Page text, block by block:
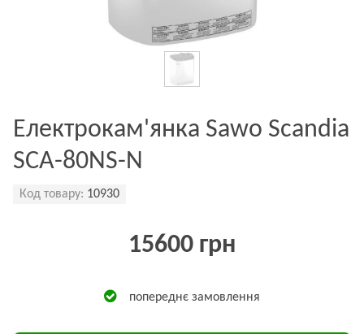
Електрокам'янка Sawo Scandia
SCA-80NS-N
Код товару: 10930
15600 грн
попереднє замовлення